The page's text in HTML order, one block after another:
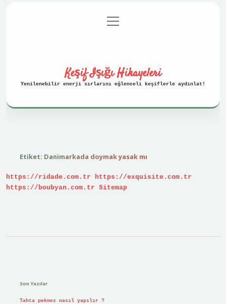
Gizlilik Politikası
menüyü
aç
Keşif Işığı Hikayeleri
Yenilenebilir enerji sırlarını eğlenceli keşiflerle aydınlat!
Etiket: Danimarkada doymak yasak mı
https://ridade.com.tr
https://exquisite.com.tr
https://boubyan.com.tr Sitemap
Son Yazılar
Tahta pekmez nasıl yapılır ?